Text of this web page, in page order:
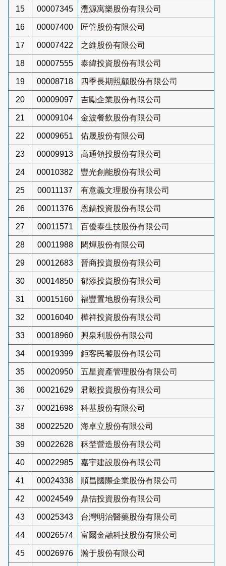
15 00007345 灃源寓樂股份有限公司
16 00007400 匠管股份有限公司
17 00007422 之維股份有限公司
18 00007555 泰緯投資股份有限公司
19 00008718 四季長期照顧股份有限公司
20 00009097 吉勵企業股份有限公司
21 00009104 金波餐飲股份有限公司
22 00009651 佑晟股份有限公司
23 00009913 高通領投股份有限公司
24 00010382 豐光創能股份有限公司
25 00011137 有意義文理股份有限公司
26 00011376 恩鎬投資股份有限公司
27 00011571 百優泰生技股份有限公司
28 00011988 閎燁股份有限公司
29 00012683 晉商投資股份有限公司
30 00014850 郁添投資股份有限公司
31 00015160 福豐置地股份有限公司
32 00016040 樺祥投資股份有限公司
33 00018960 興泉利股份有限公司
34 00019399 鉅客民饕股份有限公司
35 00020950 五星資產管理股份有限公司
36 00021629 君毅投資股份有限公司
37 00021698 科基股份有限公司
38 00022520 海卓立股份有限公司
39 00022628 秝埜營造股份有限公司
40 00022985 嘉宇建設股份有限公司
41 00024338 順昌國際企業股份有限公司
42 00024549 鼎佶投資股份有限公司
43 00025343 台灣明治醫藥股份有限公司
44 00026574 富爾金融科技股份有限公司
45 00026976 瀚于股份有限公司